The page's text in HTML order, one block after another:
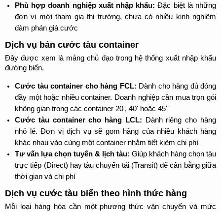
Phù hợp doanh nghiệp xuất nhập khẩu: Đặc biệt là những
đơn vị mới tham gia thị trường, chưa có nhiều kinh nghiệm
đàm phán giá cước
Dịch vụ bán cước tàu container
Đây được xem là mảng chủ đạo trong hệ thống xuất nhập khẩu
đường biển.
Cước tàu container cho hàng FCL: Dành cho hàng đủ đóng
đầy một hoặc nhiều container. Doanh nghiệp cần mua trọn gói
không gian trong các container 20', 40' hoặc 45'
Cước tàu container cho hàng LCL: Dành riêng cho hàng
nhỏ lẻ. Đơn vị dịch vụ sẽ gom hàng của nhiều khách hàng
khác nhau vào cùng một container nhằm tiết kiệm chi phí
Tư vấn lựa chọn tuyến & lịch tàu: Giúp khách hàng chọn tàu
trực tiếp (Direct) hay tàu chuyển tải (Transit) để cân bằng giữa
thời gian và chi phí
Dịch vụ cước tàu biển theo hình thức hàng
Mỗi loại hàng hóa cần một phương thức vận chuyển và mức